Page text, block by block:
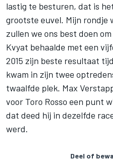
lastig te besturen, dat is
grootste euvel. Mijn rondje
zullen we ons best doen
Kvyat behaalde met een
2015 zijn beste resultaat
kwam in zijn twee
twaalfde plek. Max
voor Toro Rosso een punt
dat deed hij in dezelfde
werd.
Deel of